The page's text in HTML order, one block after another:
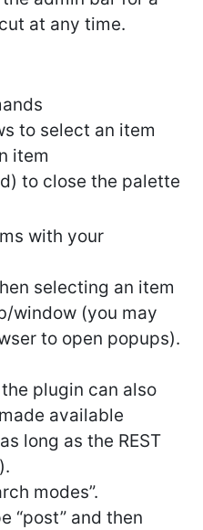
at any time.
to select an item
item
to close the palette
with your
selecting an item
window (you may
to open popups).
plugin can also
available
long as the REST
modes”.
“post” and then